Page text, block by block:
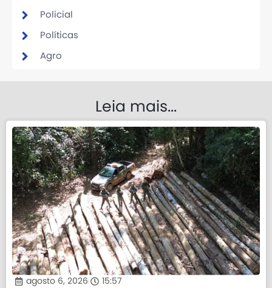
Policial
Políticas
Agro
Leia mais...
agosto 6, 2026 15:57